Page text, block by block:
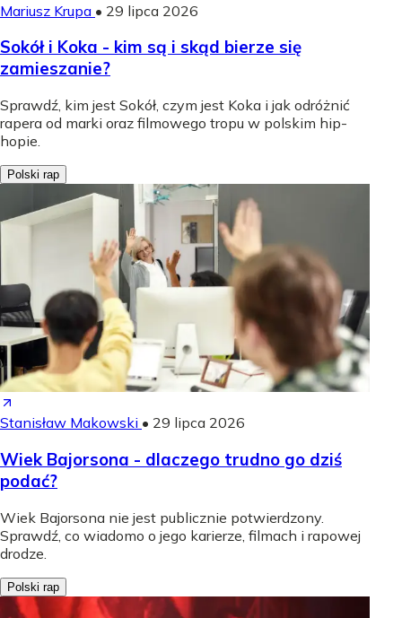
Mariusz Krupa • 29 lipca 2026
Sokół i Koka - kim są i skąd bierze się
zamieszanie?
Sprawdź, kim jest Sokół, czym jest Koka i jak odróżnić
rapera od marki oraz filmowego tropu w polskim hip-
hopie.
Polski rap
Stanisław Makowski • 29 lipca 2026
Wiek Bajorsona - dlaczego trudno go dziś
podać?
Wiek Bajorsona nie jest publicznie potwierdzony.
Sprawdź, co wiadomo o jego karierze, filmach i rapowej
drodze.
Polski rap